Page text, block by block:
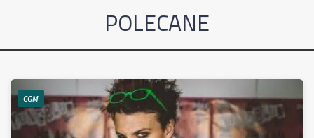
POLECANE
CGM